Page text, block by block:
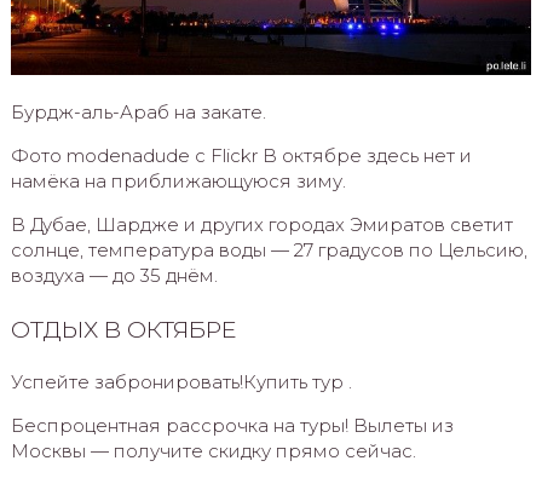
Бурдж-аль-Араб на закате.
Фото modenadude с Flickr В октябре здесь нет и
намёка на приближающуюся зиму.
В Дубае, Шардже и других городах Эмиратов светит
солнце, температура воды — 27 градусов по Цельсию,
воздуха — до 35 днём.
ОТДЫХ В ОКТЯБРЕ
Успейте забронировать!Купить тур .
Беспроцентная рассрочка на туры! Вылеты из
Москвы — получите скидку прямо сейчас.